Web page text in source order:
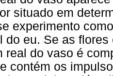
situado em
experimento
do eu. Se as
real do vaso é
contém os